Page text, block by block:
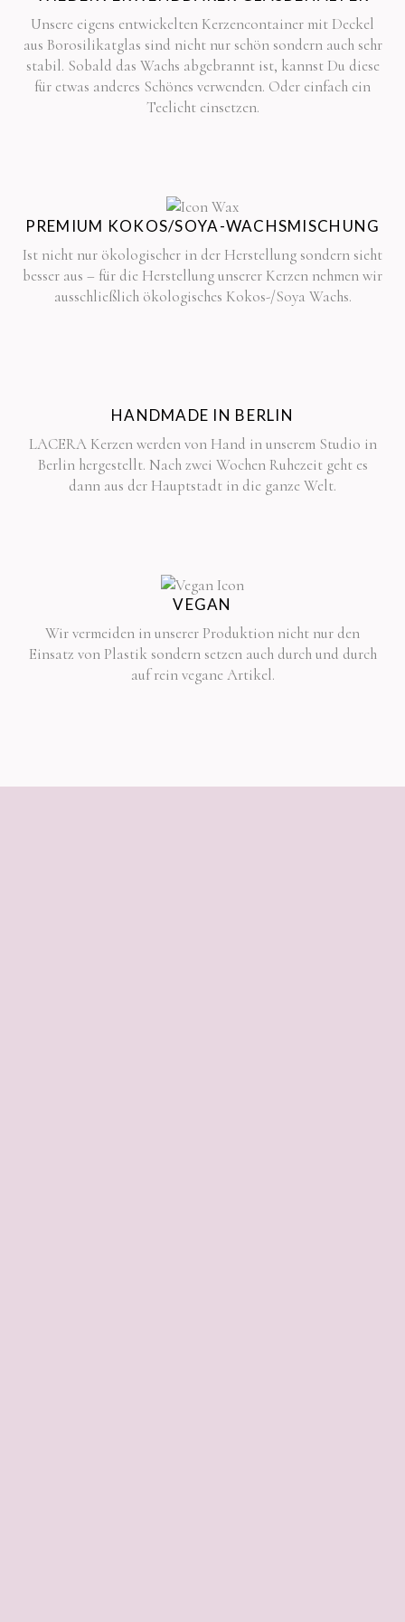
Unsere eigens entwickelten Kerzencontainer mit Deckel
aus Borosilikatglas sind nicht nur schön sondern auch sehr
stabil. Sobald das Wachs abgebrannt ist, kannst Du diese
für etwas anderes Schönes verwenden. Oder einfach ein
Teelicht einsetzen.
PREMIUM KOKOS/SOYA-WACHSMISCHUNG
Ist nicht nur ökologischer in der Herstellung sondern sieht
besser aus – für die Herstellung unserer Kerzen nehmen wir
ausschließlich ökologisches Kokos-/Soya Wachs.
HANDMADE IN BERLIN
LACERA Kerzen werden von Hand in unserem Studio in
Berlin hergestellt. Nach zwei Wochen Ruhezeit geht es
dann aus der Hauptstadt in die ganze Welt.
VEGAN
Wir vermeiden in unserer Produktion nicht nur den
Einsatz von Plastik sondern setzen auch durch und durch
auf rein vegane Artikel.